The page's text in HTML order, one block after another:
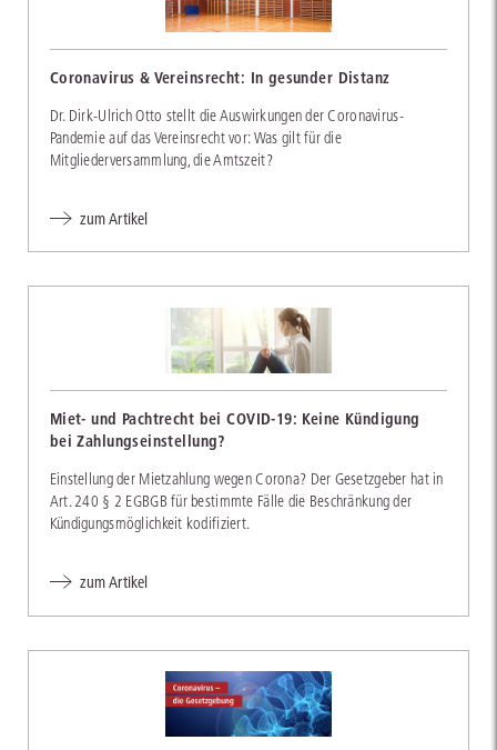
Coronavirus & Vereinsrecht: In gesunder Distanz
Dr. Dirk-Ulrich Otto stellt die Auswirkungen der Coronavirus-
Pandemie auf das Vereinsrecht vor: Was gilt für die
Mitgliederversammlung, die Amtszeit?
zum Artikel
Miet- und Pachtrecht bei COVID-19: Keine Kündigung
bei Zahlungseinstellung?
Einstellung der Mietzahlung wegen Corona? Der Gesetzgeber hat in
Art. 240 § 2 EGBGB für bestimmte Fälle die Beschränkung der
Kündigungsmöglichkeit kodifiziert.
zum Artikel